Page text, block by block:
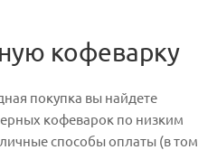
кофеварку
покупка вы найдете
кофеварок по низким
способы оплаты (в том